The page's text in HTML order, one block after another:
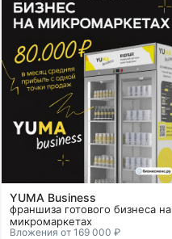
YUMA Business
франшиза готового бизнеса на
микромаркетах
Вложения от 169 000 ₽